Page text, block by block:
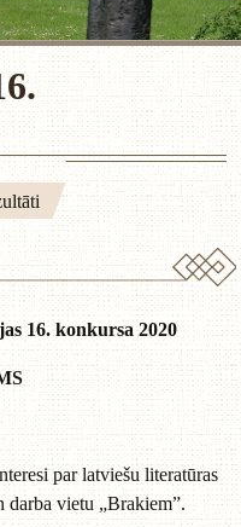
16. konkursa 2020
par latviešu literatūras
vietu „Brakiem”.